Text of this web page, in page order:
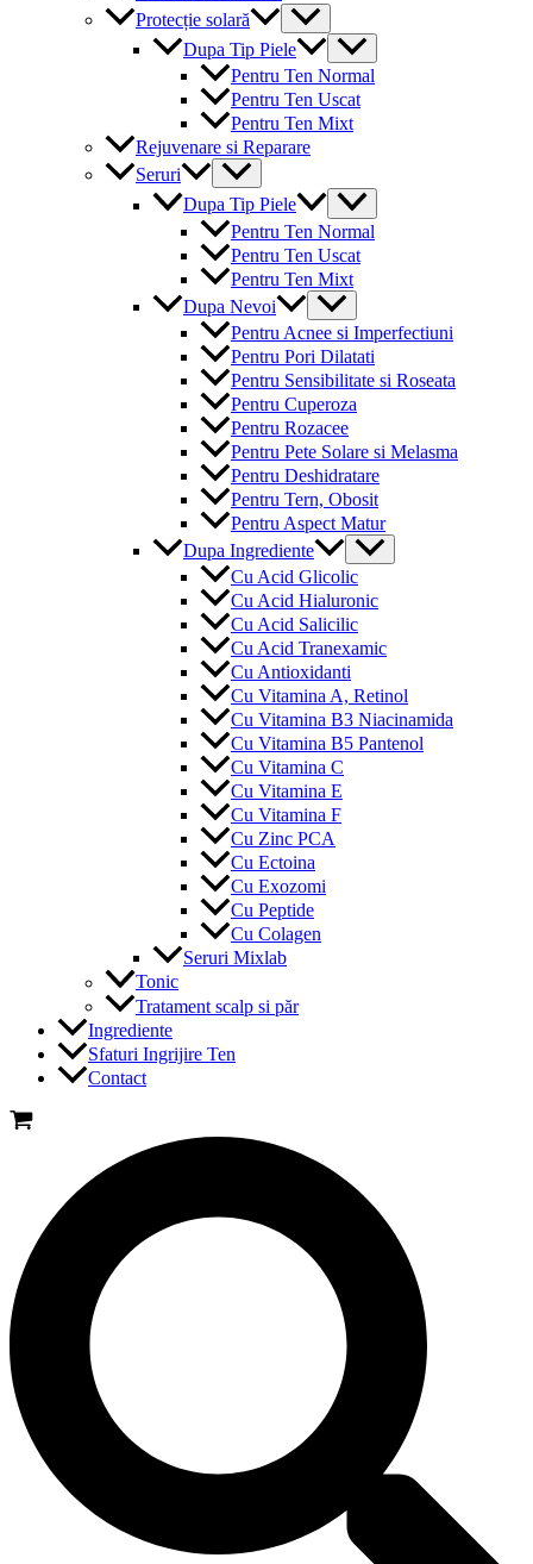
Protecție solară
Menu
Toggle
Dupa Tip Piele
Menu
Toggle
Pentru Ten Normal
Pentru Ten Uscat
Pentru Ten Mixt
Rejuvenare si Reparare
Seruri
Menu
Toggle
Dupa Tip Piele
Menu
Toggle
Pentru Ten Normal
Pentru Ten Uscat
Pentru Ten Mixt
Dupa Nevoi
Menu
Toggle
Pentru Acnee si Imperfectiuni
Pentru Pori Dilatati
Pentru Sensibilitate si Roseata
Pentru Cuperoza
Pentru Rozacee
Pentru Pete Solare si Melasma
Pentru Deshidratare
Pentru Tern, Obosit
Pentru Aspect Matur
Dupa Ingrediente
Menu
Toggle
Cu Acid Glicolic
Cu Acid Hialuronic
Cu Acid Salicilic
Cu Acid Tranexamic
Cu Antioxidanti
Cu Vitamina A, Retinol
Cu Vitamina B3 Niacinamida
Cu Vitamina B5 Pantenol
Cu Vitamina C
Cu Vitamina E
Cu Vitamina F
Cu Zinc PCA
Cu Ectoina
Cu Exozomi
Cu Peptide
Cu Colagen
Seruri Mixlab
Tonic
Tratament scalp si păr
Ingrediente
Sfaturi Ingrijire Ten
Contact